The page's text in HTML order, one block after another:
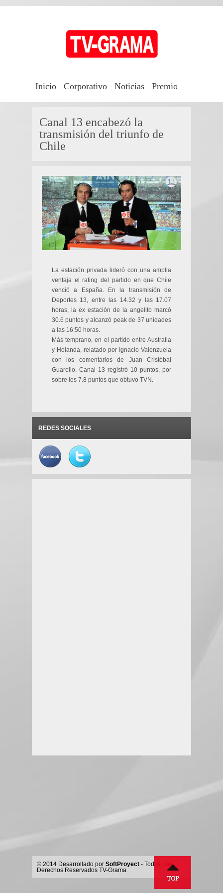
Inicio Corporativo Noticias Premios TV-Grama
Canal 13 encabezó la
transmisión del triunfo de
Chile
La estación privada lideró con una amplia
ventaja el rating del partido en que Chile
venció a España. En la transmisión de
Deportes 13, entre las 14.32 y las 17.07
horas, la ex estación de la angelito marcó
30.6 puntos y alcanzó peak de 37 unidades
a las 16:50 horas.
Más temprano, en el partido entre Australia
y Holanda, relatado por Ignacio Valenzuela
con los comentarios de Juan Cristóbal
Guarello, Canal 13 registró 10 puntos, por
sobre los 7.8 puntos que obtuvo TVN.
REDES SOCIALES
© 2014 Desarrollado por SoftProyect - Todos Los
Derechos Reservados TV-Grama